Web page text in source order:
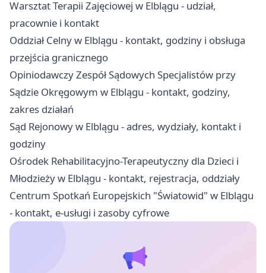
Warsztat Terapii Zajęciowej w Elblągu - udział,
pracownie i kontakt
Oddział Celny w Elblągu - kontakt, godziny i obsługa
przejścia granicznego
Opiniodawczy Zespół Sądowych Specjalistów przy
Sądzie Okręgowym w Elblągu - kontakt, godziny,
zakres działań
Sąd Rejonowy w Elblągu - adres, wydziały, kontakt i
godziny
Ośrodek Rehabilitacyjno-Terapeutyczny dla Dzieci i
Młodzieży w Elblągu - kontakt, rejestracja, oddziały
Centrum Spotkań Europejskich "Światowid" w Elblągu
- kontakt, e-usługi i zasoby cyfrowe